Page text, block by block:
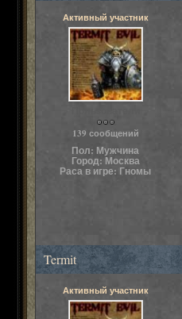
Активный участник
139 сообщений
Пол: Мужчина
Город: Москва
Раса в игре: Гномы
Termit
Активный участник